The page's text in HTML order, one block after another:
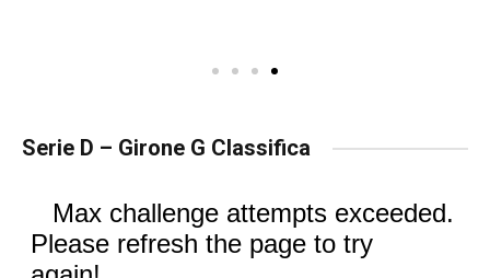
Serie D – Girone G Classifica